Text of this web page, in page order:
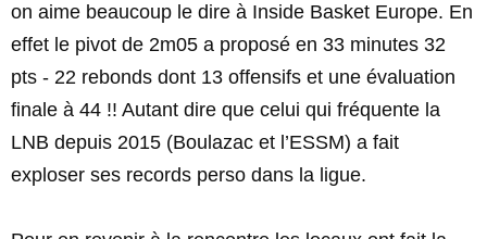
on aime beaucoup le dire à Inside Basket Europe. En
effet le pivot de 2m05 a proposé en 33 minutes 32
pts - 22 rebonds dont 13 offensifs et une évaluation
finale à 44 !! Autant dire que celui qui fréquente la
LNB depuis 2015 (Boulazac et l’ESSM) a fait
exploser ses records perso dans la ligue.